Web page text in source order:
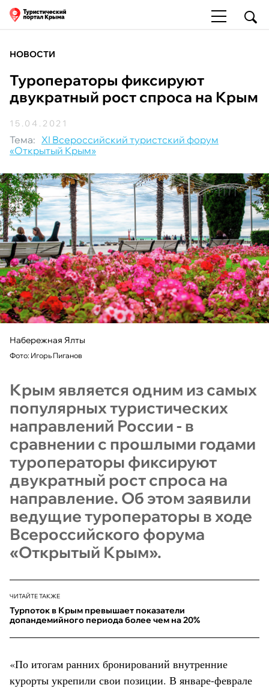
НОВОСТИ
Туроператоры фиксируют
двукратный рост спроса на Крым
15.04.2021
Тема: XI Всероссийский туристский форум
«Открытый Крым»
Набережная Ялты
Фото: Игорь Пиганов
Крым является одним из самых
популярных туристических
направлений России - в
сравнении с прошлыми годами
туроператоры фиксируют
двукратный рост спроса на
направление. Об этом заявили
ведущие туроператоры в ходе
Всероссийского форума
«Открытый Крым».
ЧИТАЙТЕ ТАКЖЕ
Турпоток в Крым превышает показатели
допандемийного периода более чем на 20%
«По итогам ранних бронирований внутренние
курорты укрепили свои позиции. В январе-феврале